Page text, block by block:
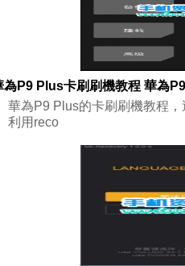
為P9 Plus卡刷刷機教程 華為
華為P9 Plus的卡刷刷機教程
利用reco